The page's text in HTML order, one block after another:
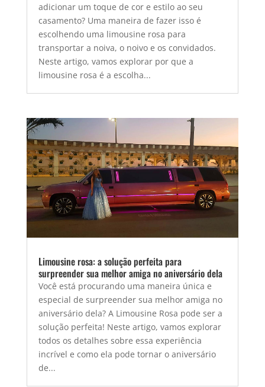
adicionar um toque de cor e estilo ao seu
casamento? Uma maneira de fazer isso é
escolhendo uma limousine rosa para
transportar a noiva, o noivo e os convidados.
Neste artigo, vamos explorar por que a
limousine rosa é a escolha...
Limousine rosa: a solução perfeita para
surpreender sua melhor amiga no aniversário dela
Você está procurando uma maneira única e
especial de surpreender sua melhor amiga no
aniversário dela? A Limousine Rosa pode ser a
solução perfeita! Neste artigo, vamos explorar
todos os detalhes sobre essa experiência
incrível e como ela pode tornar o aniversário
de...